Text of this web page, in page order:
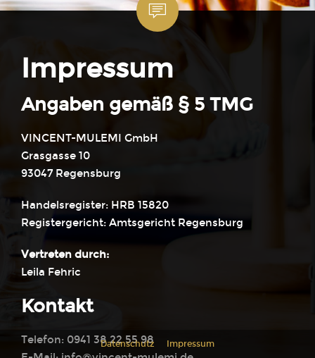
Impressum
Angaben gemäß § 5 TMG
VINCENT-MULEMI GmbH
Grasgasse 10
93047 Regensburg
Handelsregister: HRB 15820
Registergericht: Amtsgericht Regensburg
Vertreten durch:
Leila Fehric
Kontakt
Telefon: 0941 38 22 55 98
Datenschutz Impressum